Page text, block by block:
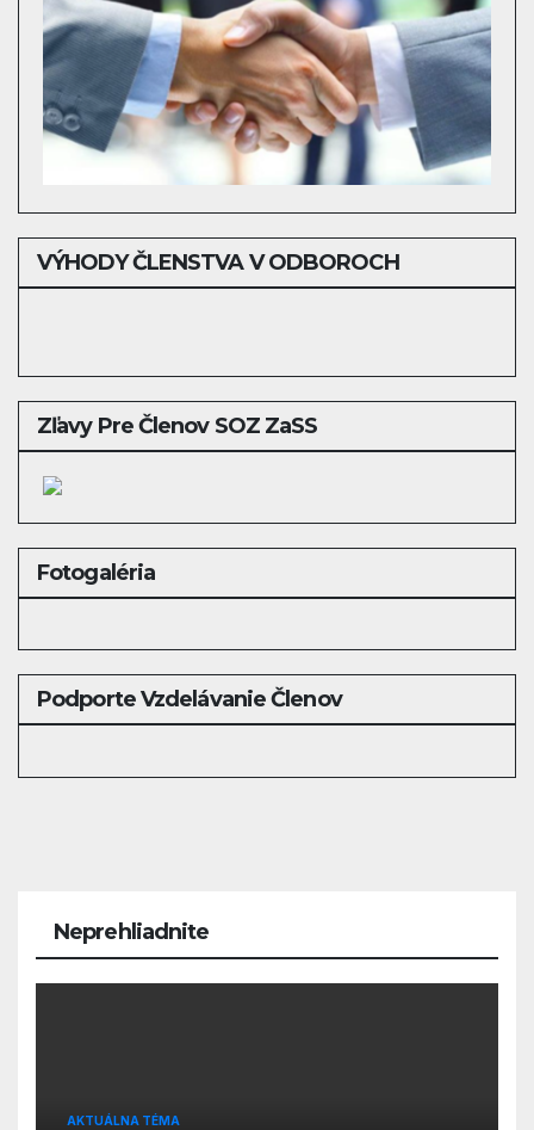
VÝHODY ČLENSTVA V ODBOROCH
Zľavy Pre Členov SOZ ZaSS
Fotogaléria
Podporte Vzdelávanie Členov
Neprehliadnite
AKTUÁLNA TÉMA